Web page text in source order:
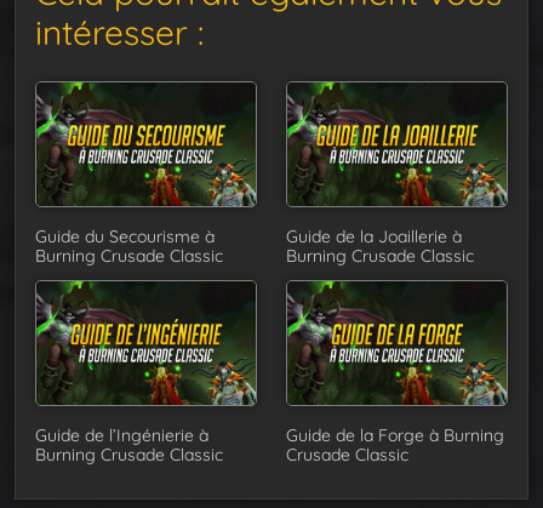
intéresser :
Guide du Secourisme à
Burning Crusade Classic
Guide de la Joaillerie à
Burning Crusade Classic
Guide de l’Ingénierie à
Burning Crusade Classic
Guide de la Forge à Burning
Crusade Classic